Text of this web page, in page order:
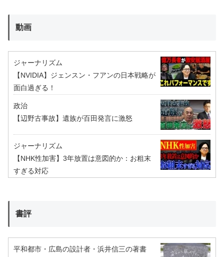
動画
ジャーナリズム
【NVIDIA】ジェンスン・フアンの日本戦略が
面白過ぎる！
政治
【辺野古事故】遺族が百田発言に激怒
ジャーナリズム
【NHK性加害】3年放置は意図的か：お粗末
すぎる対応
書評
平和都市・広島の設計者・浜井信三の著書